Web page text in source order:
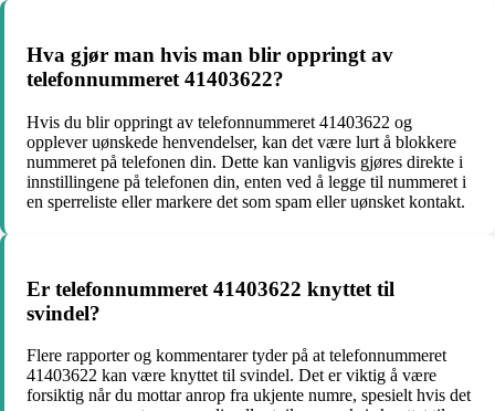
Hva gjør man hvis man blir oppringt av
telefonnummeret 41403622?
Hvis du blir oppringt av telefonnummeret 41403622 og
opplever uønskede henvendelser, kan det være lurt å blokkere
nummeret på telefonen din. Dette kan vanligvis gjøres direkte i
innstillingene på telefonen din, enten ved å legge til nummeret i
en sperreliste eller markere det som spam eller uønsket kontakt.
Er telefonnummeret 41403622 knyttet til
svindel?
Flere rapporter og kommentarer tyder på at telefonnummeret
41403622 kan være knyttet til svindel. Det er viktig å være
forsiktig når du mottar anrop fra ukjente numre, spesielt hvis det